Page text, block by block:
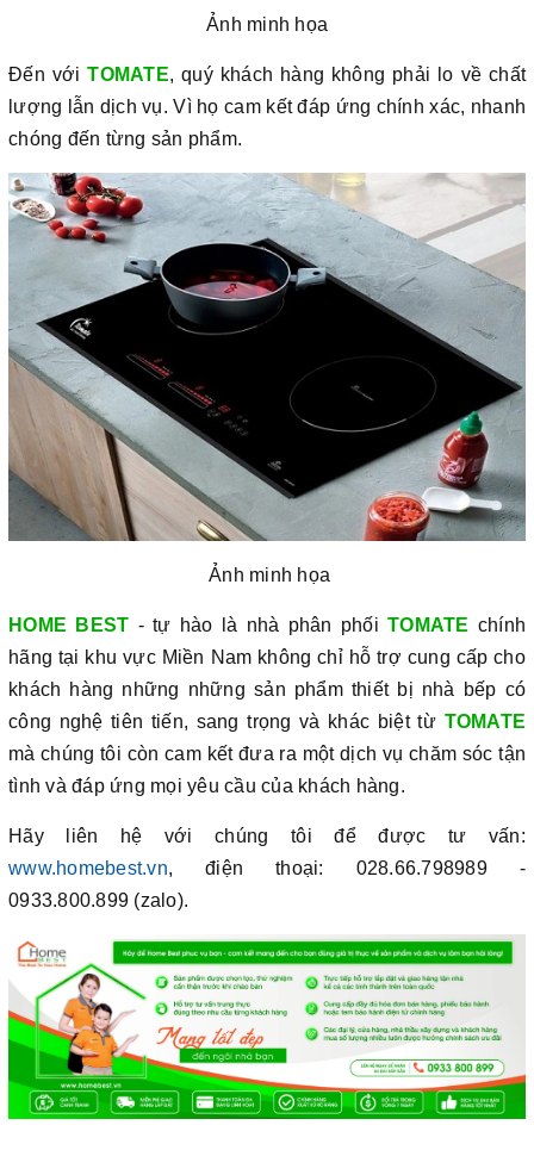
Ảnh minh họa
Đến vớiTOMATE, quý khách hàng không phải lo về chất
lượng lẫn dịch vụ. Vì họ cam kết đáp ứng chính xác, nhanh
chóng đến từng sản phẩm.
Ảnh minh họa
HOME BEST - tự hào là nhà phân phối TOMATE chính
hãng tại khu vực Miền Nam không chỉ hỗ trợ cung cấp cho
khách hàng những những sản phẩm thiết bị nhà bếp có
công nghệ tiên tiến, sang trọng và khác biệt từ TOMATE
mà chúng tôi còn cam kết đưa ra một dịch vụ chăm sóc tận
tình và đáp ứng mọi yêu cầu của khách hàng.
Hãy liên hệ với chúng tôi để được tư vấn:
www.homebest.vn, điện thoại: 028.66.798989 -
0933.800.899 (zalo).